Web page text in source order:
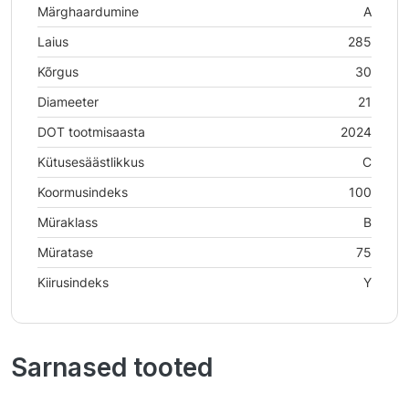
Märghaardumine
A
Laius
285
Kõrgus
30
Diameeter
21
DOT tootmisaasta
2024
Kütusesäästlikkus
C
Koormusindeks
100
Müraklass
B
Müratase
75
Kiirusindeks
Y
Sarnased tooted